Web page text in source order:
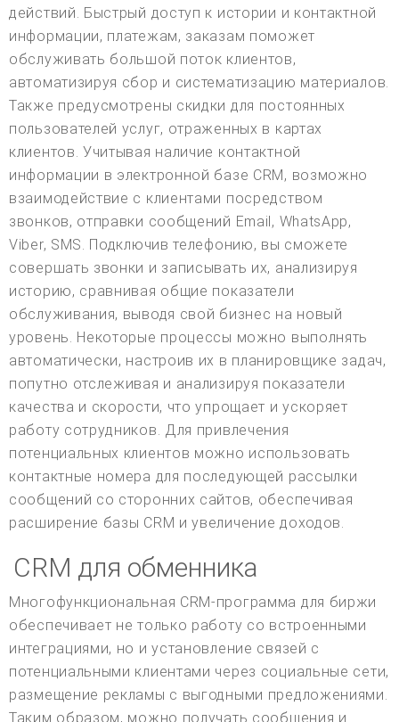
действий. Быстрый доступ к истории и контактной
информации, платежам, заказам поможет
обслуживать большой поток клиентов,
автоматизируя сбор и систематизацию материалов.
Также предусмотрены скидки для постоянных
пользователей услуг, отраженных в картах
клиентов. Учитывая наличие контактной
информации в электронной базе CRM, возможно
взаимодействие с клиентами посредством
звонков, отправки сообщений Email, WhatsApp,
Viber, SMS. Подключив телефонию, вы сможете
совершать звонки и записывать их, анализируя
историю, сравнивая общие показатели
обслуживания, выводя свой бизнес на новый
уровень. Некоторые процессы можно выполнять
автоматически, настроив их в планировщике задач,
попутно отслеживая и анализируя показатели
качества и скорости, что упрощает и ускоряет
работу сотрудников. Для привлечения
потенциальных клиентов можно использовать
контактные номера для последующей рассылки
сообщений со сторонних сайтов, обеспечивая
расширение базы CRM и увеличение доходов.
CRM для обменника
Многофункциональная CRM-программа для биржи
обеспечивает не только работу со встроенными
интеграциями, но и установление связей с
потенциальными клиентами через социальные сети,
размещение рекламы с выгодными предложениями.
Таким образом, можно получать сообщения и